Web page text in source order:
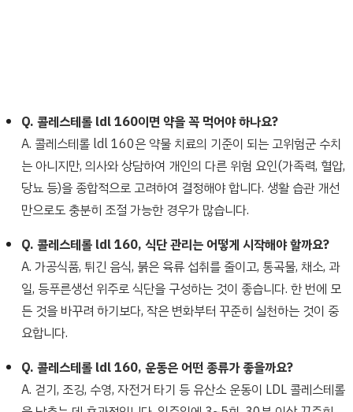
Q. 콜레스테롤 ldl 160이면 약을 꼭 먹어야 하나요?
A. 콜레스테롤 ldl 160은 약물 치료의 기준이 되는 고위험군 수치
는 아니지만, 의사와 상담하여 개인의 다른 위험 요인(가족력, 혈압,
당뇨 등)을 종합적으로 고려하여 결정해야 합니다. 생활 습관 개선
만으로도 충분히 조절 가능한 경우가 많습니다.
Q. 콜레스테롤 ldl 160, 식단 관리는 어떻게 시작해야 할까요?
A. 가공식품, 튀긴 음식, 붉은 육류 섭취를 줄이고, 통곡물, 채소, 과
일, 등푸른생선 위주로 식단을 구성하는 것이 좋습니다. 한 번에 모
든 것을 바꾸려 하기보다, 작은 변화부터 꾸준히 실천하는 것이 중
요합니다.
Q. 콜레스테롤 ldl 160, 운동은 어떤 종류가 좋을까요?
A. 걷기, 조깅, 수영, 자전거 타기 등 유산소 운동이 LDL 콜레스테롤